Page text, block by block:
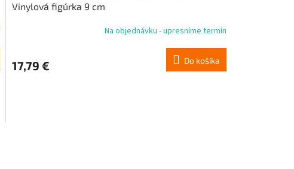
Vinylová figúrka 9 cm
Na objednávku - upresníme termín
17,79 € Do košíka